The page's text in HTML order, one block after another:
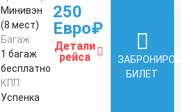
Минивэн
(8 мест)
Багаж:
1 багаж
бесплатно
КПП:
Успенка
250
Евро₽
Детали
рейса
БИЛЕТ